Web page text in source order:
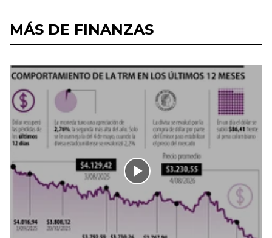
MÁS DE FINANZAS